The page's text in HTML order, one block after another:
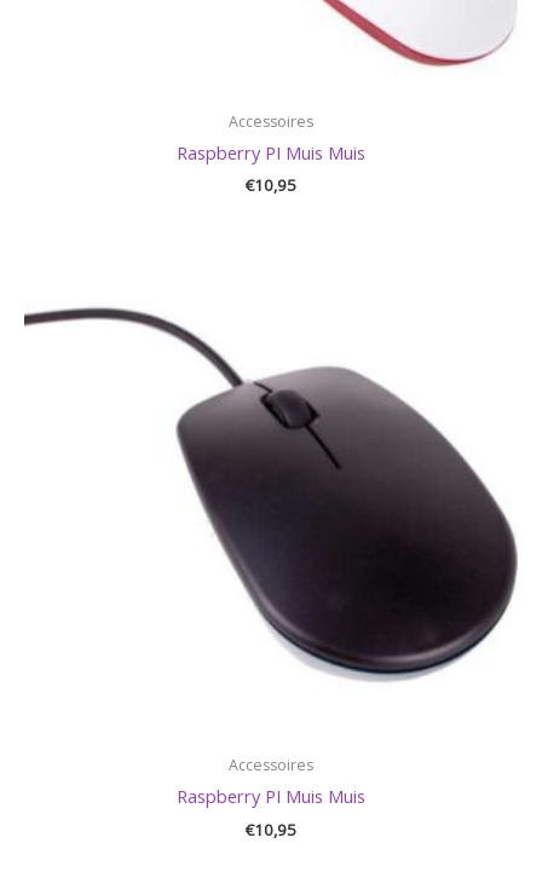
Accessoires
Raspberry PI Muis Muis
€10,95
Accessoires
Raspberry PI Muis Muis
€10,95